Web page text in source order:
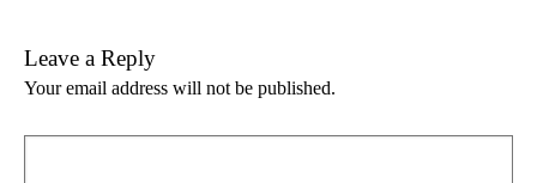
Leave a Reply
Your email address will not be published.